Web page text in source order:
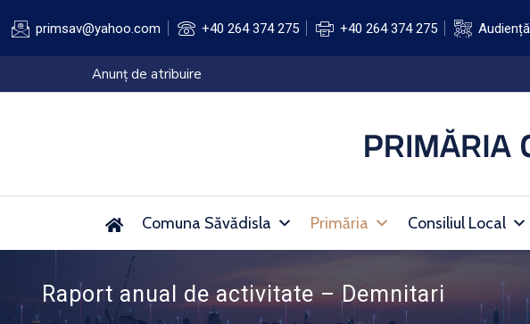
primsav@yahoo.com +40 264 374 275 +40 264 374 275 Audiență
Anunț de atribuire
Comuna Săvădisla Primăria Consiliul Local
Raport anual de activitate – Demnitari